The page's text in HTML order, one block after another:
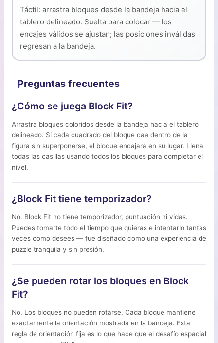
Táctil: arrastra bloques desde la bandeja hacia el
tablero delineado. Suelta para colocar — los
encajes válidos se ajustan; las posiciones inválidas
regresan a la bandeja.
Preguntas frecuentes
¿Cómo se juega Block Fit?
Arrastra bloques coloridos desde la bandeja hacia el tablero
delineado. Si cada cuadrado del bloque cae dentro de la
figura sin superponerse, el bloque encajará en su lugar. Llena
todas las casillas usando todos los bloques para completar el
nivel.
¿Block Fit tiene temporizador?
No. Block Fit no tiene temporizador, puntuación ni vidas.
Puedes tomarte todo el tiempo que quieras e intentarlo tantas
veces como desees — fue diseñado como una experiencia de
puzzle tranquila y sin presión.
¿Se pueden rotar los bloques en Block
Fit?
No. Los bloques no pueden rotarse. Cada bloque mantiene
exactamente la orientación mostrada en la bandeja. Esta
regla de orientación fija es lo que hace que el desafío espacial